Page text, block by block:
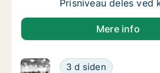
Jeg søger andelsbolig
Prisniveau deles ved
Jeg søger andelsbolig i Klarup
Mere info
Jeg søger
3 d siden